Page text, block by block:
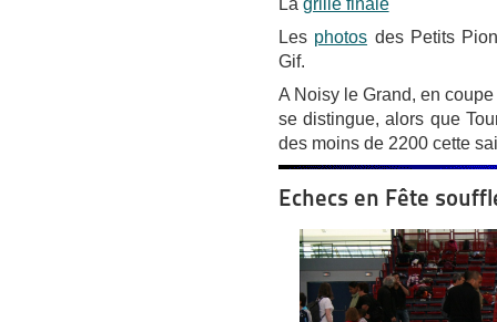
Les photos des Petits
Gif.
A Noisy le Grand, en
se distingue, alors que
des moins de 2200 cette
Echecs en Fête